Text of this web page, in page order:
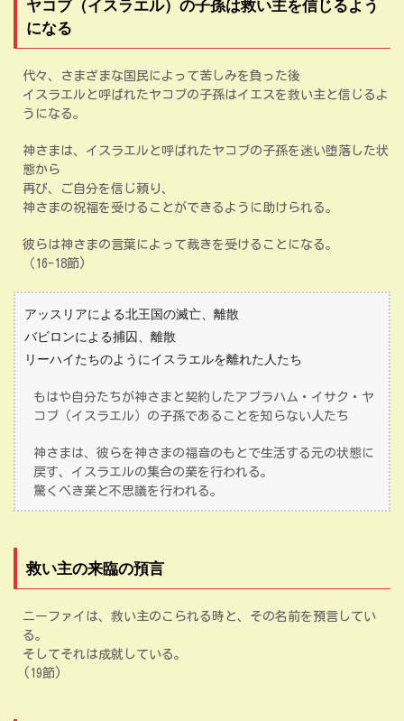
ヤコブ（イスラエル）の子孫は救い主を信じるよう
になる
代々、さまざまな国民によって苦しみを負った後
イスラエルと呼ばれたヤコブの子孫はイエスを救い主と信じるよ
うになる。
神さまは、イスラエルと呼ばれたヤコブの子孫を迷い堕落した状
態から
再び、ご自分を信じ頼り、
神さまの祝福を受けることができるように助けられる。
彼らは神さまの言葉によって裁きを受けることになる。
（16-18節)
アッスリアによる北王国の滅亡、離散
バビロンによる捕囚、離散
リーハイたちのようにイスラエルを離れた人たち
もはや自分たちが神さまと契約したアブラハム・イサク・ヤ
コブ（イスラエル）の子孫であることを知らない人たち
神さまは、彼らを神さまの福音のもとで生活する元の状態に
戻す、イスラエルの集合の業を行われる。
驚くべき業と不思議を行われる。
救い主の来臨の預言
ニーファイは、救い主のこられる時と、その名前を預言してい
る。
そしてそれは成就している。
(19節)